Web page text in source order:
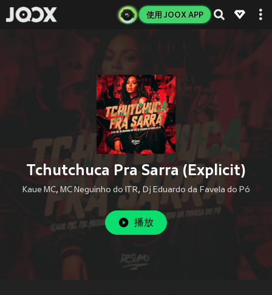
使用 JOOX APP
Tchutchuca Pra Sarra (Explicit)
Kaue MC, MC Neguinho do ITR, Dj Eduardo da Favela do Pó
播放